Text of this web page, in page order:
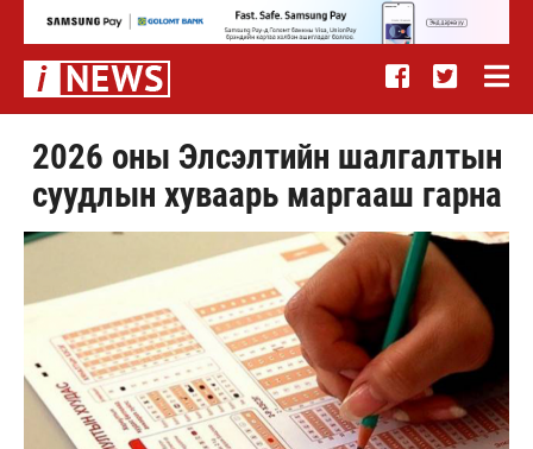
2026 оны Элсэлтийн шалгалтын
суудлын хуваарь маргааш гарна